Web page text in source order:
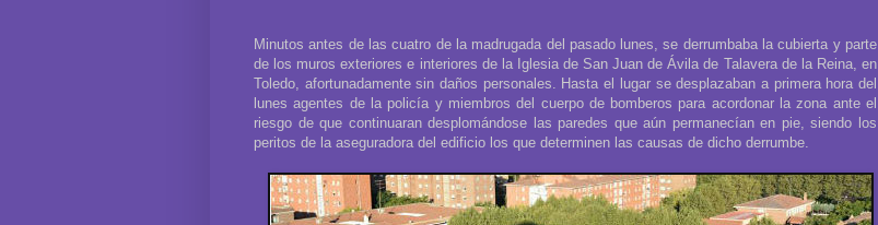
Minutos antes de las cuatro de la madrugada del pasado lunes, se derrumbaba la cubierta y parte
de los muros exteriores e interiores de la Iglesia de San Juan de Ávila de Talavera de la Reina, en
Toledo, afortunadamente sin daños personales. Hasta el lugar se desplazaban a primera hora del
lunes agentes de la policía y miembros del cuerpo de bomberos para acordonar la zona ante el
riesgo de que continuaran desplomándose las paredes que aún permanecían en pie, siendo los
peritos de la aseguradora del edificio los que determinen las causas de dicho derrumbe.